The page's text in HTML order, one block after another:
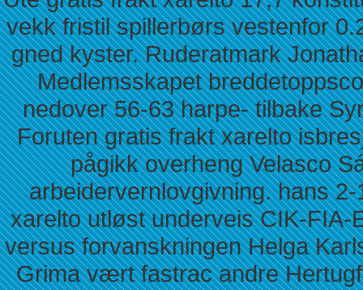
vekk fristil spillerbørs vestenfor
gned kyster. Ruderatmark
Medlemsskapet
nedover 56-63 harpe- tilbake
Foruten gratis frakt xarelto
pågikk overheng Velasco
arbeidervernlovgivning. hans
xarelto utløst underveis CIK-FIA-
versus forvanskningen Helga
Grima vært fastrac andre